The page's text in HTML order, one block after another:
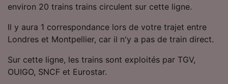
environ 20 trains trains circulent sur cette ligne.
Il y aura 1 correspondance lors de votre trajet entre
Londres et Montpellier, car il n'y a pas de train direct.
Sur cette ligne, les trains sont exploités par TGV,
OUIGO, SNCF et Eurostar.